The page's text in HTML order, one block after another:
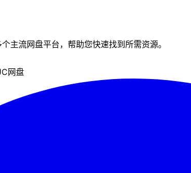
主流网盘平台，帮助您快速找到所需资源。
网盘